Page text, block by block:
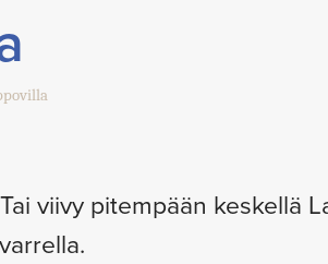
viivy pitempään keskellä